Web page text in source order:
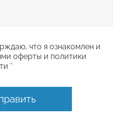
что я ознакомлен и
оферты и политики
*